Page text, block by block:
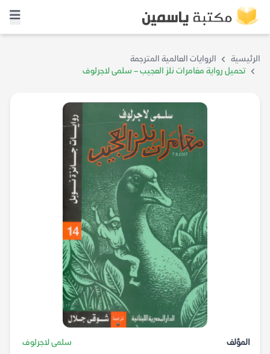
الرئيسية
الروايات العالمية المترجمة
تحميل رواية مغامرات نلز العجيب – سلمى لاجرلوف
المؤلف
سلمى لاجرلوف